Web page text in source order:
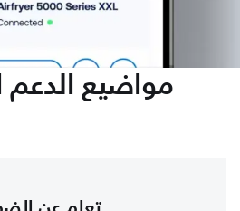
مواضيع الدعم